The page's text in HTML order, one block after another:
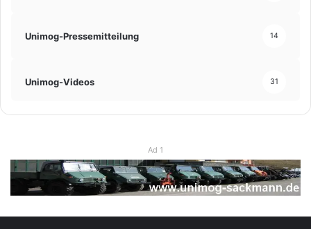
Unimog-Pressemitteilung 14
Unimog-Videos 31
Ad 1